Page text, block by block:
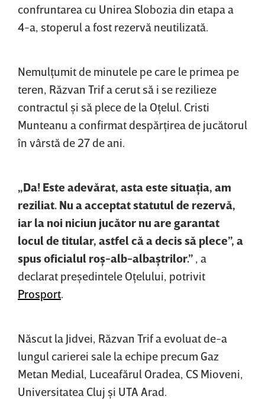
confruntarea cu Unirea Slobozia din etapa a
4-a, stoperul a fost rezervă neutilizată.
Nemulţumit de minutele pe care le primea pe
teren, Răzvan Trif a cerut să i se rezilieze
contractul şi să plece de la Oţelul. Cristi
Munteanu a confirmat despărţirea de jucătorul
în vârstă de 27 de ani.
„Da! Este adevărat, asta este situaţia, am
reziliat. Nu a acceptat statutul de rezervă,
iar la noi niciun jucător nu are garantat
locul de titular, astfel că a decis să plece”, a
spus oficialul roş-alb-albaştrilor.” , a
declarat preşedintele Oţelului, potrivit
Prosport
Născut la Jidvei, Răzvan Trif a evoluat de-a
lungul carierei sale la echipe precum Gaz
Metan Medial, Luceafărul Oradea, CS Mioveni,
Universitatea Cluj şi UTA Arad.